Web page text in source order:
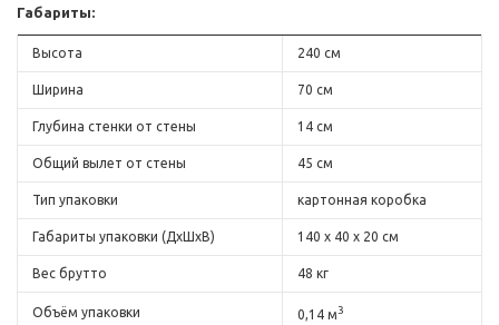
Габариты:
Высота 240 см
Ширина 70 см
Глубина стенки от стены 14 см
Общий вылет от стены 45 см
Тип упаковки картонная коробка
Габариты упаковки (ДхШхВ) 140 х 40 х 20 см
Вес брутто 48 кг
Объём упаковки 0,14 м3